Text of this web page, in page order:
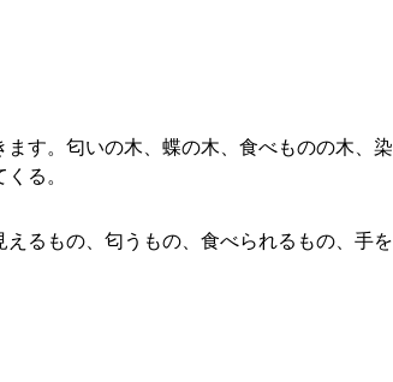
す。匂いの木、蝶の木、食べものの木、染
る。
るもの、匂うもの、食べられるもの、手を